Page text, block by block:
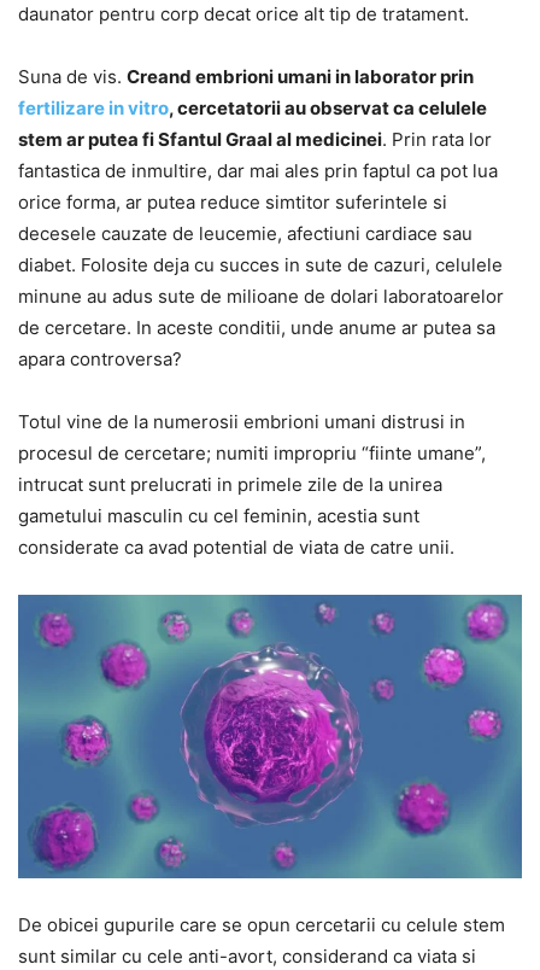
daunator pentru corp decat orice alt tip de tratament.
Suna de vis. Creand embrioni umani in laborator prin
fertilizare in vitro, cercetatorii au observat ca celulele
stem ar putea fi Sfantul Graal al medicinei. Prin rata lor
fantastica de inmultire, dar mai ales prin faptul ca pot lua
orice forma, ar putea reduce simtitor suferintele si
decesele cauzate de leucemie, afectiuni cardiace sau
diabet. Folosite deja cu succes in sute de cazuri, celulele
minune au adus sute de milioane de dolari laboratoarelor
de cercetare. In aceste conditii, unde anume ar putea sa
apara controversa?
Totul vine de la numerosii embrioni umani distrusi in
procesul de cercetare; numiti impropriu “fiinte umane”,
intrucat sunt prelucrati in primele zile de la unirea
gametului masculin cu cel feminin, acestia sunt
considerate ca avad potential de viata de catre unii.
De obicei gupurile care se opun cercetarii cu celule stem
sunt similar cu cele anti-avort, considerand ca viata si